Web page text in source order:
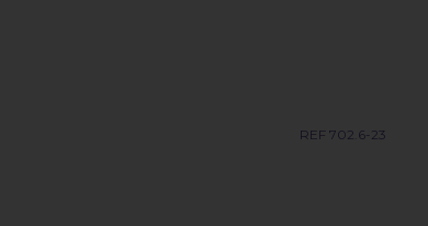
REF 702.6-23